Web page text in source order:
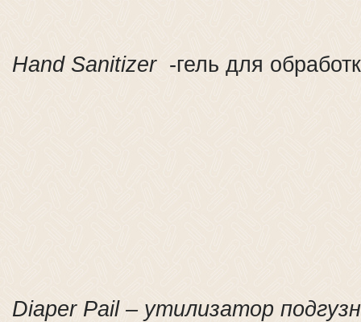
Hand Sanitizer-гель для
Diaper Pail – утилизатор